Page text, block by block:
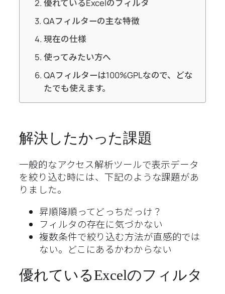
優れているExcelのフィルタ
QAフィルターの主な特徴
現在の仕様
使ってみたい方へ
QAフィルターは100%GPLなので、どな
たでも使えます。
解決したかった課題
一般的なアクセス解析ツールで表示データ
を絞り込む時には、下記のような課題があ
りました。
昇順降順ってどっちだっけ？
フィルタの存在に気づかない
複数条件で絞り込む方法が直感的では
ない。どこにあるかわからない
優れているExcelのフィルタ